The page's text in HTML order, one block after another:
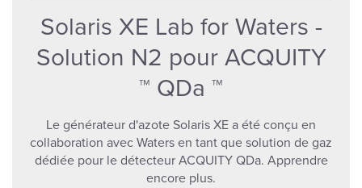
Solaris XE Lab for Waters -
Solution N2 pour ACQUITY
™ QDa ™
Le générateur d'azote Solaris XE a été conçu en
collaboration avec Waters en tant que solution de gaz
dédiée pour le détecteur ACQUITY QDa. Apprendre
encore plus.